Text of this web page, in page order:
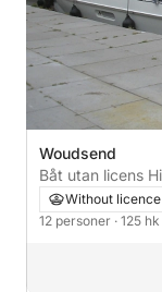
Woudsend
Without licence
12 personer · 125 hk